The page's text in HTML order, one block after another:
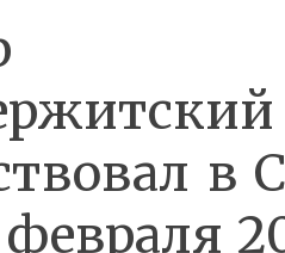
в
февраля